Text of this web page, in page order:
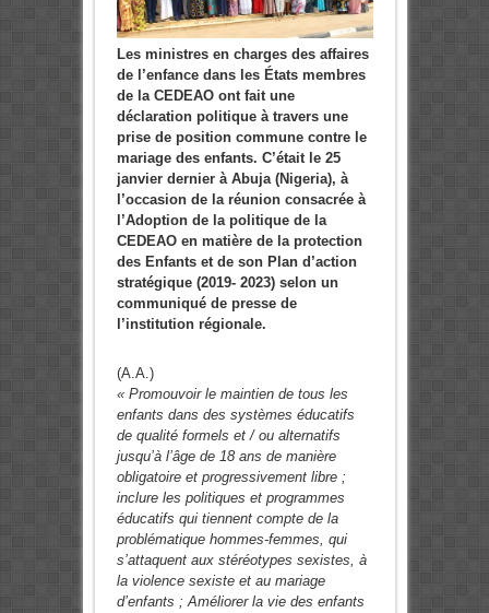
Les ministres en charges des affaires
de l’enfance dans l es États membres
de la CEDEAO ont fait une
déclaration politique à travers une
prise deposition commune contre le
mariage des enfants. C’était le 25
janvier dernier à Abuja (Nigeria), à
l’occasion de laréunion consacrée à
l’Adoption de la politique de la
CEDEAO en matière de la protection
des Enfants et de son Plan d’action
stratégique (2019- 2023) selon un
communiqué de presse de
l’institution régionale.
(A.A.)
« Promouvoir le maintien de tous les
enfants dans des systèmes éducatifs
de qualité formels et / ou alternatifs
jusqu’à l’âge de 18 ans de manière
obligatoire et progressivement libre ;
inclure les politiques et programmes
éducatifs qui tiennent compte de la
problématique hommes-femmes, qui
s’attaquent aux stéréotypes sexistes, à
la violence sexiste et au mariage
d’enfants ; Améliorer lavie des enfants